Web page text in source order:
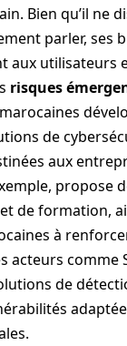
Bien qu’il ne
parler, ses
aux utilisateurs
risques
de
aux
propose
de formation,
à
acteurs comme
de